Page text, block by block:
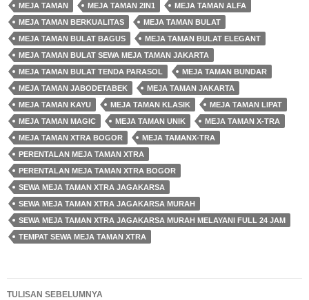
MEJA TAMAN MEJA TAMAN 2IN1
MEJA TAMAN ALFA
MEJA TAMAN BERKUALITAS
MEJA TAMAN BULAT
MEJA TAMAN BULAT BAGUS
MEJA TAMAN BULAT ELEGANT
MEJA TAMAN BULAT SEWA MEJA TAMAN JAKARTA
MEJA TAMAN BULAT TENDA PARASOL
MEJA TAMAN BUNDAR
MEJA TAMAN JABODETABEK
MEJA TAMAN JAKARTA
MEJA TAMAN KAYU
MEJA TAMAN KLASIK
MEJA TAMAN LIPAT
MEJA TAMAN MAGIC
MEJA TAMAN UNIK
MEJA TAMAN X-TRA
MEJA TAMAN XTRA BOGOR
MEJA TAMANX-TRA
PERENTALAN MEJA TAMAN XTRA
PERENTALAN MEJA TAMAN XTRA BOGOR
SEWA MEJA TAMAN XTRA JAGAKARSA
SEWA MEJA TAMAN XTRA JAGAKARSA MURAH
SEWA MEJA TAMAN XTRA JAGAKARSA MURAH MELAYANI FULL 24 JAM
TEMPAT SEWA MEJA TAMAN XTRA
Navigasi
TULISAN SEBELUMNYA